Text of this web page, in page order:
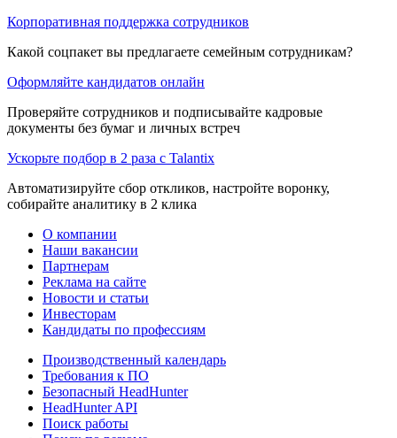
Корпоративная поддержка сотрудников
Какой соцпакет вы предлагаете семейным сотрудникам?
Оформляйте кандидатов онлайн
Проверяйте сотрудников и подписывайте кадровые
документы без бумаг и личных встреч
Ускорьте подбор в 2 раза с Talantix
Автоматизируйте сбор откликов, настройте воронку,
собирайте аналитику в 2 клика
О компании
Наши вакансии
Партнерам
Реклама на сайте
Новости и статьи
Инвесторам
Кандидаты по профессиям
Производственный календарь
Требования к ПО
Безопасный HeadHunter
HeadHunter API
Поиск работы